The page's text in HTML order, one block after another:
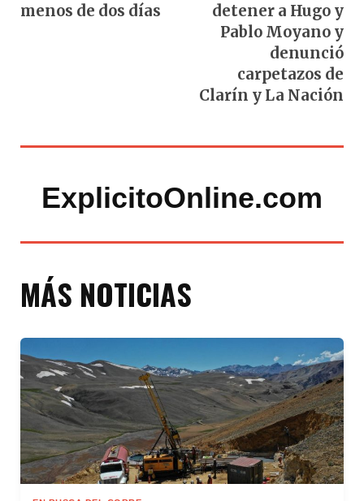
menos de dos días
detener a Hugo y
Pablo Moyano y
denunció
carpetazos de
Clarín y La Nación
ExplicitoOnline.com
MÁS NOTICIAS